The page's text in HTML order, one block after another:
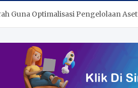
Guna Optimalisasi Pengelolaan Aset